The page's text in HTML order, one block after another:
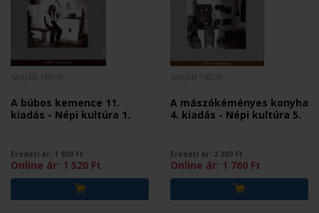
A búbos kemence 11.
kiadás - Népi kultúra 1.
Eredeti ár: 1 900 Ft
Online ár: 1 520 Ft
A mászókéményes konyha
4. kiadás - Népi kultúra 5.
Eredeti ár: 2 200 Ft
Online ár: 1 760 Ft